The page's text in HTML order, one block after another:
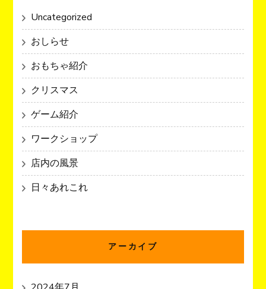
Uncategorized
おしらせ
おもちゃ紹介
クリスマス
ゲーム紹介
ワークショップ
店内の風景
日々あれこれ
アーカイブ